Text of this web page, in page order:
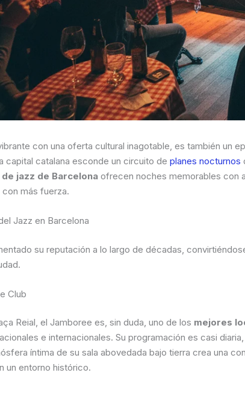
con una oferta cultural inagotable, es también un
capital catalana esconde un circuito de planes nocturnos
jazz de Barcelona ofrecen noches memorables con
más fuerza.
Jazz en Barcelona
su reputación a lo largo de décadas,
Club
Reial, el Jamboree es, sin duda, uno de los mejores
e internacionales. Su programación es casi
íntima de su sala abovedada bajo tierra crea una
un entorno histórico.